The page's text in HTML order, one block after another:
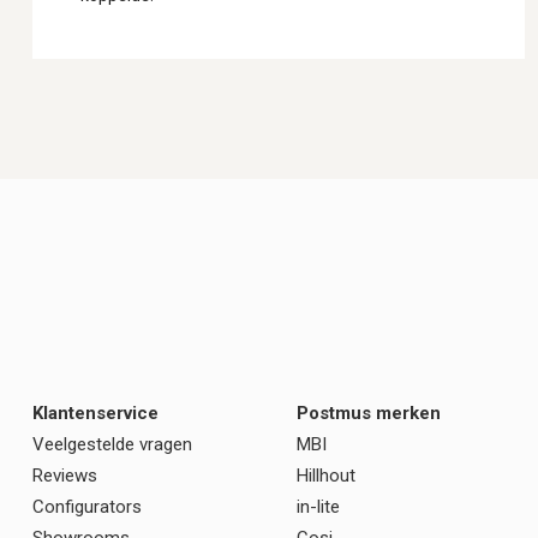
Klantenservice
Veelgestelde vragen
Reviews
Configurators
Postmus merken
MBI
Hillhout
in-lite